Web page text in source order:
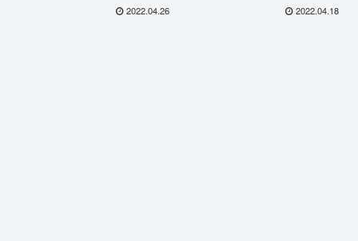
2022.04.26 2022.04.18